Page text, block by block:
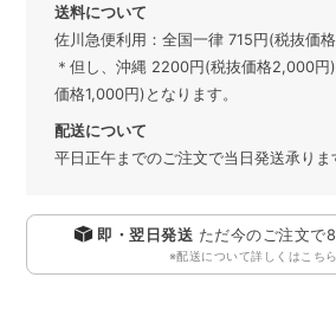
送料について
佐川急便利用：全国一律 715円(税抜価
＊但し、沖縄 2200円(税抜価格2,000円
価格1,000円)となります。
配送について
平日正午までのご注文で当日発送承りま
即・翌日発送 ただ今のご注文で
※配送について詳しくはこちら